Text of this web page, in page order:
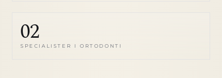
02
SPECIALISTER I ORTODONTI